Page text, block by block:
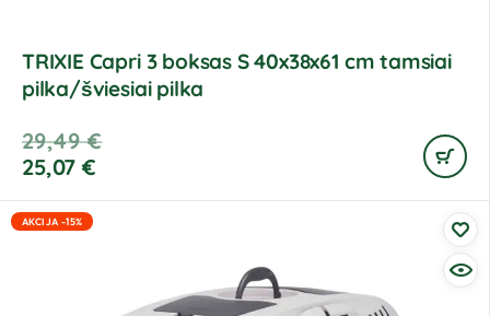
TRIXIE Capri 3 boksas S 40x38x61 cm tamsiai
pilka/šviesiai pilka
29,49€
25,07 €
AKCIJA -15%